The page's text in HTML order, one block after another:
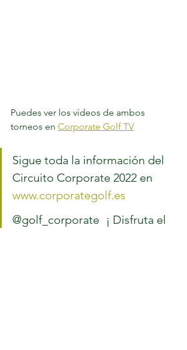
Puedes ver los vídeos de ambos
torneos en Corporate Golf TV
Sigue toda la información del
Circuito Corporate 2022 en
www.corporategolf.es
@golf_corporate 	¡ Disfruta el